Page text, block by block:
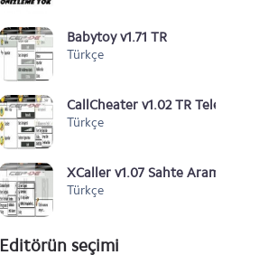
Babytoy v1.71 TR
Türkçe
CallCheater v1.02 TR
Türkçe
XCaller v1.07 Sahte Arama
Türkçe
Editörün seçimi